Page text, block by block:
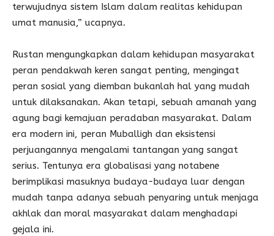
terwujudnya sistem Islam dalam realitas kehidupan
umat manusia,” ucapnya.
Rustan mengungkapkan dalam kehidupan masyarakat
peran pendakwah keren sangat penting, mengingat
peran sosial yang diemban bukanlah hal yang mudah
untuk dilaksanakan. Akan tetapi, sebuah amanah yang
agung bagi kemajuan peradaban masyarakat. Dalam
era modern ini, peran Muballigh dan eksistensi
perjuangannya mengalami tantangan yang sangat
serius. Tentunya era globalisasi yang notabene
berimplikasi masuknya budaya-budaya luar dengan
mudah tanpa adanya sebuah penyaring untuk menjaga
akhlak dan moral masyarakat dalam menghadapi
gejala ini.